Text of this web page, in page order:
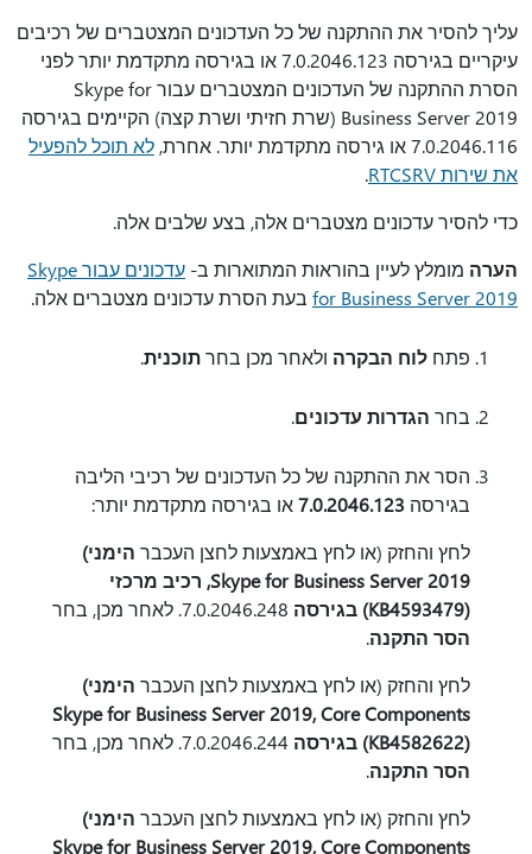
עליך להסיר את ההתקנה של כל העדכונים המצטברים של רכיבים
עיקריים בגירסה 7.0.2046.123 או בגירסה מתקדמת יותר לפני
הסרת ההתקנה של העדכונים המצטברים עבור Skype for
Business Server 2019 (שרת חזיתי ושרת קצה) הקיימים בגירסה
7.0.2046.116 או גירסה מתקדמת יותר. אחרת,
לא תוכל להפעיל
את שירות RTCSRV
.
כדי להסיר עדכונים מצטברים אלה, בצע שלבים אלה.
הערה מומלץ לעיין בהוראות המתוארות ב-
עדכונים עבור Skype
for Business Server 2019 בעת הסרת עדכונים מצטברים אלה.
פתח לוח הבקרה ולאחר מכן בחרתוכנית.
בחר הגדרות עדכונים.
הסר את ההתקנה של כל העדכונים של רכיבי הליבה
בגירסה 7.0.2046.123או בגירסה מתקדמת יותר:
לחץ והחזק (או לחץ באמצעות לחצן העכבר הימני)
Skype for Business Server 2019, רכיב מרכזי
(KB4593479) בגירסה
הסר התקנה.
לחץ והחזק (או לחץ באמצעות לחצן העכבר הימני)
Skype for Business Server 2019, Core Components
(KB4582622) בגירסה
הסר התקנה.
לחץ והחזק (או לחץ באמצעות לחצן העכבר הימני)
Skype for Business Server 2019, Core Components